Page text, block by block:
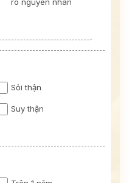
Sỏi thận
Suy thận